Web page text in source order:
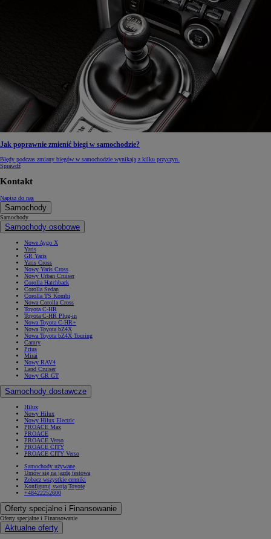
Jak poprawnie zmienić biegi w samochodzie?
Błędy podczas zmiany biegów w samochodzie wynikają z kilku przyczyn.
Sprawdź
Kontakt
Napisz do nas
Samochody
Samochody
Samochody osobowe
Nowe Aygo X
Yaris
GR Yaris
Yaris Cross
Nowy Yaris Cross
Nowy Urban Cruiser
Corolla Hatchback
Corolla Sedan
Corolla TS Kombi
Nowa Corolla Cross
Toyota C-HR
Toyota C-HR Plug-in
Nowa Toyota C-HR+
Nowa Toyota bZ4X
Nowa Toyota bZ4X Touring
Camry
Prius
Mirai
Nowy RAV4
Land Cruiser
Nowy GR GT
Samochody dostawcze
Hilux
Nowy Hilux
Nowy Hilux Electric
PROACE Max
PROACE
PROACE Verso
PROACE CITY
PROACE CITY Verso
Samochody używane
Umów się na jazdę testową
Zobacz wszystkie cenniki
Konfiguruj swoją Toyotę
+48422252600
Oferty specjalne i Finansowanie
Oferty specjalne i Finansowanie
Aktualne oferty